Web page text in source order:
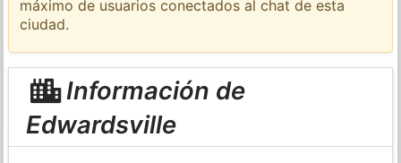
máximo de usuarios conectados al chat de esta
ciudad.
Información de
Edwardsville